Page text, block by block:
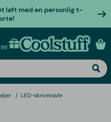
løft med en personlig t-
Personlige gaver
LED-skrivetavle